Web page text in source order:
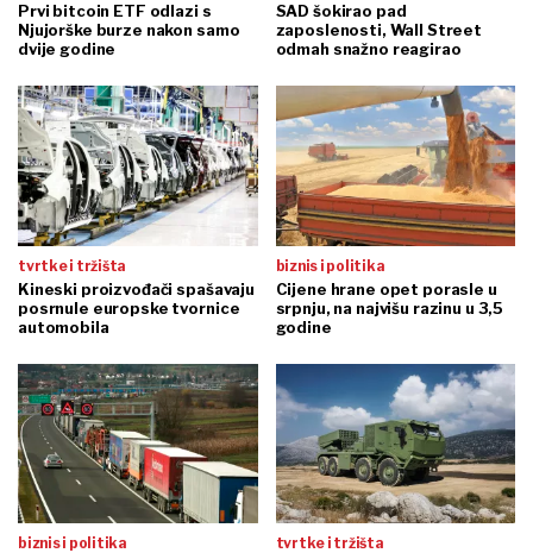
Prvi bitcoin ETF odlazi s
Njujorške burze nakon samo
dvije godine
SAD šokirao pad
zaposlenosti, Wall Street
odmah snažno reagirao
tvrtke i tržišta
Kineski proizvođači spašavaju
posrnule europske tvornice
automobila
biznis i politika
Cijene hrane opet porasle u
srpnju, na najvišu razinu u 3,5
godine
biznis i politika tvrtke i tržišta